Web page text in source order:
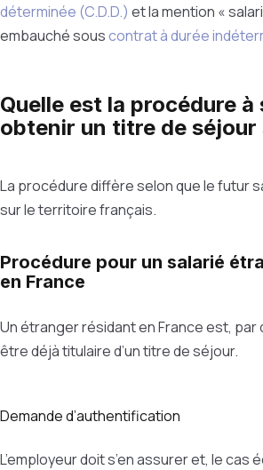
déterminée (C.D.D.) et la mention «
embauché souscontrat à durée
Quelle est la procédure à
obtenir un titre de séjour
La procédure diffère selon que le futur
sur le territoire français.
Procédure pour un salarié
en France
Un étranger résidant en France est,
être déjà titulaire d’un titre de séjour.
Demande d’authentification
L’employeur doit s’en assurer et, le cas